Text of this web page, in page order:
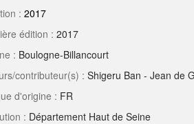
: 2017
édition : 2017
: Boulogne-Billancourt
contributeur(s) : Shigeru Ban - Jean de
d'origine : FR
: Département Haut de Seine